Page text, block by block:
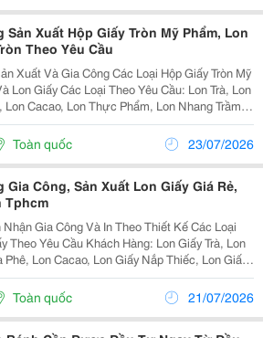
Sản Xuất Hộp Giấy Tròn Mỹ Phẩm, Lon
Theo Yêu Cầu
Xuất Và Gia Công Các Loại Hộp Giấy Tròn Mỹ
Lon Giấy Các Loại Theo Yêu Cầu: Lon Trà, Lon
Lon Cacao, Lon Thực Phẩm, Lon Nhang Trầm,
Nắp Thiếc, Lon Snack, Lon Bánh Kẹo,... Sản
Giấy Đáp Ứng Đa Dạng Kích Thước Và...
Toàn quốc 23/07/2026
Gia Công, Sản Xuất Lon Giấy Giá Rẻ,
Tphcm
Nhận Gia Công Và In Theo Thiết Kế Các Loại
Theo Yêu Cầu Khách Hàng: Lon Giấy Trà, Lon
Phê, Lon Cacao, Lon Giấy Nắp Thiếc, Lon Giấy
Giấy Bánh Kẹo, Lon Kraft, Lon Tinh Dầu,
Hoa, Lon Mỹ Phẩm Tròn, Lom Giấy...
Toàn quốc 21/07/2026